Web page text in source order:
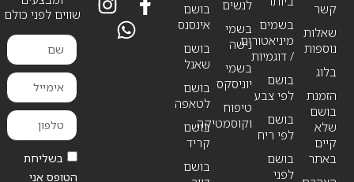
קשר
שאלות
נוספות
בלוג
הזמנת
בושם
שלא
קיים
באתר
לנשים
בשמי
נישה
בשמי
יוניסקס
טיפוח
וקוסמטיקה
בשמים
מיניאטורים
/ דוגמיות
בושם
לפי צבע
בושם
לפי ריח
בושם
לפני
בושם
אינסנס
בושם
שאנל
בושם
לטאפה
בושם
קריד
בושם
שווים לפני כולם
בשליחת
הטופס אני